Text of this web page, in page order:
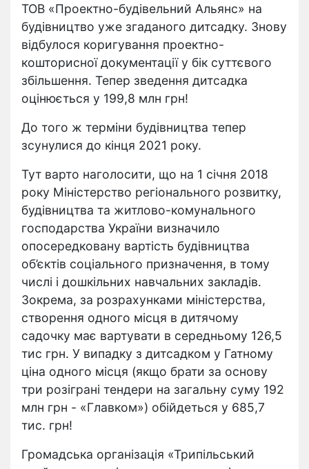
ТОВ «Проектно-будівельний Альянс» на
будівництво уже згаданого дитсадку. Знову
відбулося коригування проектно-
кошторисної документації у бік суттєвого
збільшення. Тепер зведення дитсадка
оцінюється у 199,8 млн грн!
До того ж терміни будівництва тепер
зсунулися до кінця 2021 року.
Тут варто наголосити, що на 1 січня 2018
року Міністерство регіонального розвитку,
будівництва та житлово-комунального
господарства України визначило
опосередковану вартість будівництва
об’єктів соціального призначення, в тому
числі і дошкільних навчальних закладів.
Зокрема, за розрахунками міністерства,
створення одного місця в дитячому
садочку має вартувати в середньому 126,5
тис грн. У випадку з дитсадком у Гатному
ціна одного місця (якщо брати за основу
три розіграні тендери на загальну суму 192
млн грн - «Главком») обійдеться у 685,7
тис. грн!
Громадська організація «Трипільський